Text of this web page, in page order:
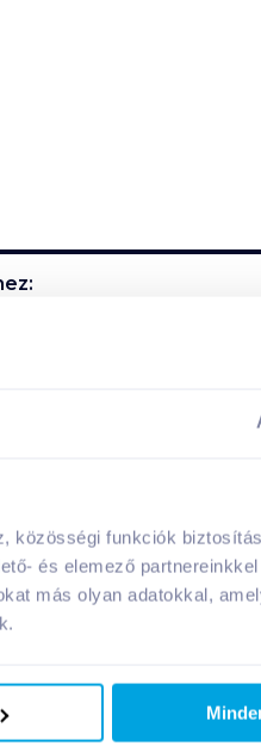
közösségi funkciók
és elemező
más olyan adatokkal,
könnyen eloszlatható a
Megosztás